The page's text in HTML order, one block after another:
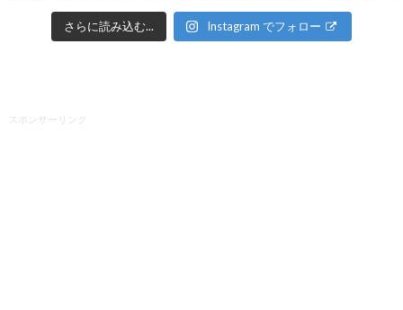
さらに読み込む... Instagram でフォロー
スポンサーリンク